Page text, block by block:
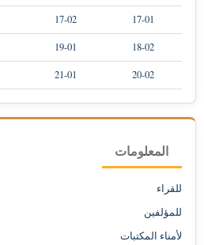
17-01
17-02
18-02
19-01
20-02
21-01
المعلومات
للقراء
للمؤلفين
لأمناء المكتبات